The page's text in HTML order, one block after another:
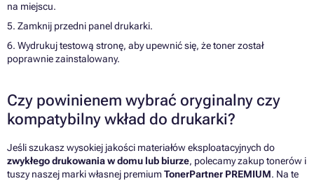
na miejscu.
5. Zamknij przedni panel drukarki.
6. Wydrukuj testową stronę, aby upewnić się, że toner został
poprawnie zainstalowany.
Czy powinienem wybrać oryginalny czy
kompatybilny wkład do drukarki?
Jeśli szukasz wysokiej jakości materiałów eksploatacyjnych do
zwykłego drukowania w domu lub biurze, polecamy zakup tonerów i
tuszy naszej marki własnej premiumTonerPartner PREMIUM. Na te